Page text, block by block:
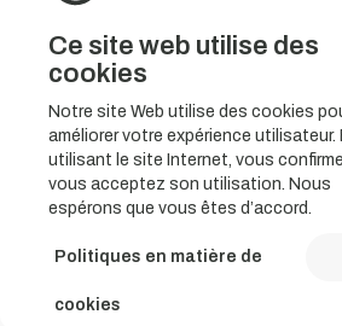
Ce site web utilise des
cookies
Notre site Web utilise des cookies
améliorer votre expérience utilisateur.
utilisant le site Internet, vous
vous acceptez son utilisation. Nous
espérons que vous êtes d’accord.
Politiques en matière de
cookies
CONTACTS
Política de Cookies